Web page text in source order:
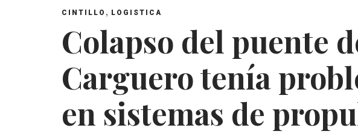
CINTILLO , LOGISTICA
Colapso del puente
Carguero tenía
en sistemas de